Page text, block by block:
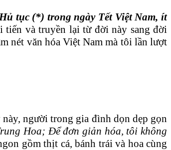
tục (*) trong ngày Tết Việt Nam, ít
tiến và truyền lại từ đời này sang đời
nét văn hóa Việt Nam mà tôi lần lượt
người trong gia đình dọn dẹp gọn
Hoa; Để đơn giản hóa, tôi không
gồm thịt cá, bánh trái và hoa cùng